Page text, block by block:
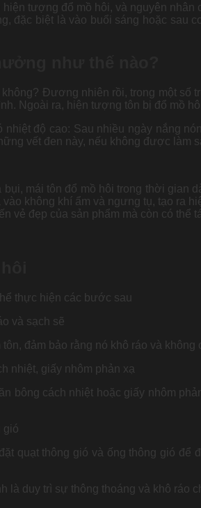
tượng đổ mồ hôi, và nguyên
đặc biệt là vào buổi sáng hoặc sau
Đương nhiên rồi, trong một số
Ngoài ra, hiện tượng tôn bị đổ mồ
độ cao: Sau nhiều ngày nắng
vết đen này, nếu không được làm
mái tôn đổ mồ hôi trong thời gian
không khí ẩm và ngưng tụ, tạo ra
vẻ đẹp của sản phẩm mà còn có thể
thực hiện các bước sau
và sạch sẽ
đảm bảo rằng nó khô ráo và
nhiệt, giấy nhôm phản xạ
bông cách nhiệt hoặc giấy nhôm
gió
quạt thông gió và ống thông gió
duy trì sự thông thoáng và khô ráo